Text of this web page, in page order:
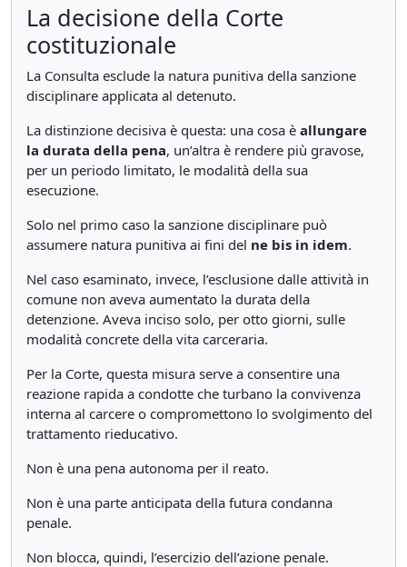
La decisione della Corte
costituzionale
La Consulta esclude la natura punitiva della sanzione
disciplinare applicata al detenuto.
La distinzione decisiva è questa: una cosa è allungare
la durata della pena, un’altra è rendere più gravose,
per un periodo limitato, le modalità della sua
esecuzione.
Solo nel primo caso la sanzione disciplinare può
assumere natura punitiva ai fini del ne bis in idem.
Nel caso esaminato, invece, l’esclusione dalle attività in
comune non aveva aumentato la durata della
detenzione. Aveva inciso solo, per otto giorni, sulle
modalità concrete della vita carceraria.
Per la Corte, questa misura serve a consentire una
reazione rapida a condotte che turbano la convivenza
interna al carcere o compromettono lo svolgimento del
trattamento rieducativo.
Non è una pena autonoma per il reato.
Non è una parte anticipata della futura condanna
penale.
Non blocca, quindi, l’esercizio dell’azione penale.